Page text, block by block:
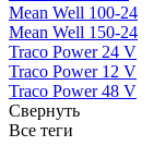
Mean Well 100-24
Mean Well 150-24
Traco Power 24 V
Traco Power 12 V
Traco Power 48 V
Свернуть
Все теги